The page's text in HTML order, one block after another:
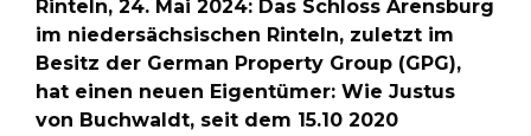
Rinteln, 24. Mai 2024: Das Schloss Arensburg
im niedersächsischen Rinteln, zuletzt im
Besitz der German Property Group (GPG),
hat einen neuen Eigentümer: Wie Justus
von Buchwaldt, seit dem 15.10 2020